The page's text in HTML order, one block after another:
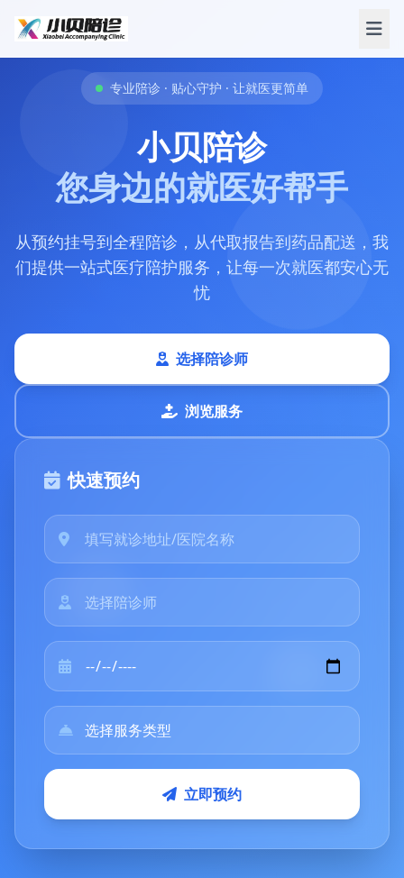
专业陪诊 · 贴心守护 · 让就医更简单
小贝陪诊
您身边的就医好帮手
从预约挂号到全程陪诊，从代取报告到药品配送，我
们提供一站式医疗陪护服务，让每一次就医都安心无
忧
选择陪诊师
浏览服务
快速预约
立即预约